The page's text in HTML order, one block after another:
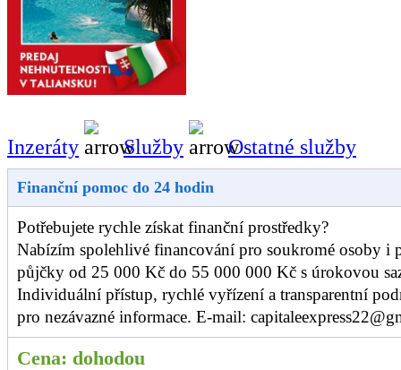
Inzeráty Služby Ostatné služby
Finanční pomoc do 24 hodin
Potřebujete rychle získat finanční prostředky?
Nabízím spolehlivé financování pro soukromé osoby i
půjčky od 25 000 Kč do 55 000 000 Kč s úrokovou
Individuální přístup, rychlé vyřízení a transparentní
pro nezávazné informace. E-mail:
Cena: dohodou